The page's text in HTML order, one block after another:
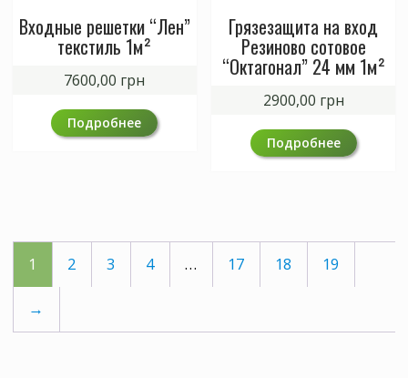
Входные решетки “Лен”
текстиль 1м²
7600,00 грн
Подробнее
Грязезащита на вход
Резиново сотовое
“Октагонал” 24 мм 1м²
2900,00 грн
Подробнее
1 2 3 4 … 17 18 19
→